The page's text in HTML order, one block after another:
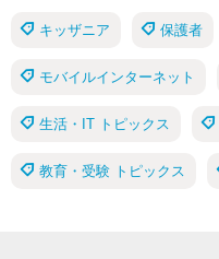
キッザニア 保護者
モバイルインターネット
生活・IT トピックス
教育・受験 トピックス